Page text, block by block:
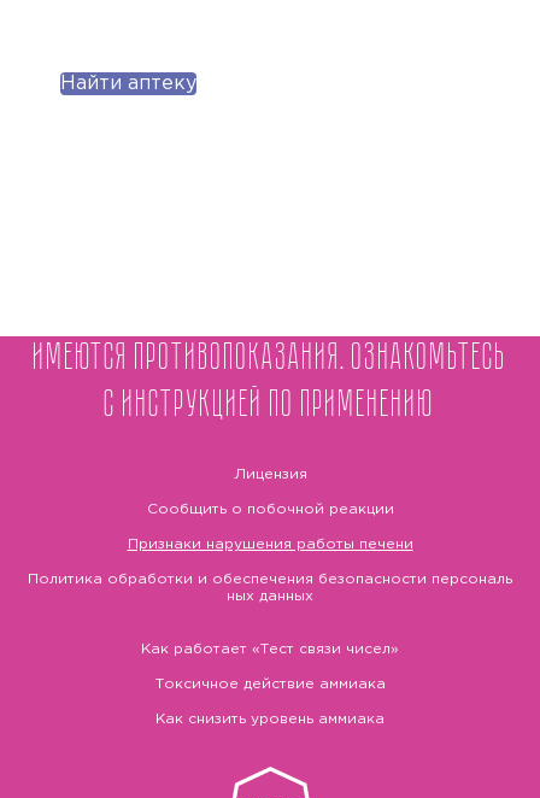
Найти аптеку
Имеются противопоказания. Ознакомьтесь
с инструкцией по применению
Лицензия
Сообщить о побочной реакции
Признаки нарушения работы печени
Политика обработки и обеспечения безопасности персональ
ных данных
Как работает «Тест связи чисел»
Токсичное действие аммиака
Как снизить уровень аммиака